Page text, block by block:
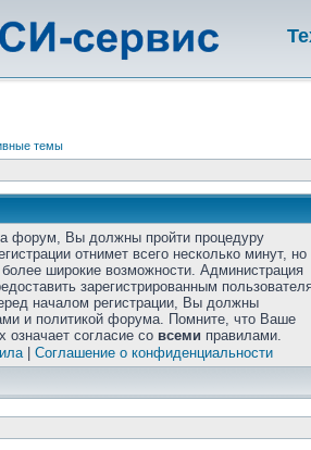
темы
форум, Вы должны пройти процедуру
отнимет всего несколько минут, но
широкие возможности. Администрация
зарегистрированным
началом регистрации, Вы должны
и политикой форума. Помните, что Ваше
означает согласие со всеми правилами.
| Соглашение о конфиденциальности